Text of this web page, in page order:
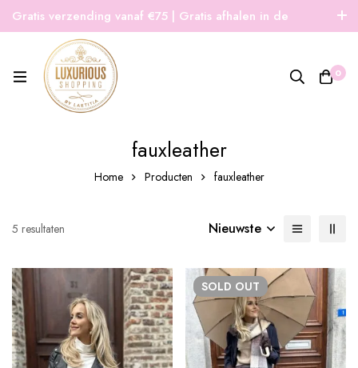
Gratis verzending vanaf €75 | Gratis afhalen in de
winkel | Snelle verzending
0
fauxleather
Home Producten fauxleather
5 resultaten Nieuwste
SOLD OUT